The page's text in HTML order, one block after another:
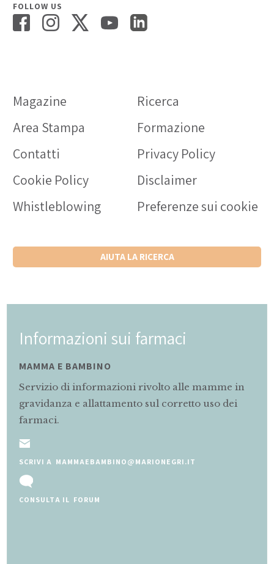
FOLLOW US
Magazine
Ricerca
Area Stampa
Formazione
Contatti
Privacy Policy
Cookie Policy
Disclaimer
Whistleblowing
Preferenze sui cookie
AIUTA LA RICERCA
Informazioni sui farmaci
MAMMA E BAMBINO
Servizio di informazioni rivolto alle mamme in
gravidanza e allattamento sul corretto uso dei
farmaci.
SCRIVI A MAMMAEBAMBINO@MARIONEGRI.IT
CONSULTA IL FORUM